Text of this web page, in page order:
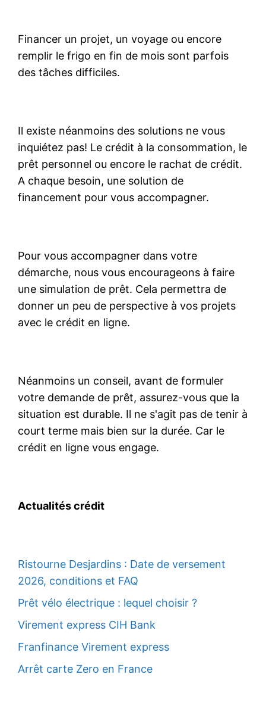
Financer un projet, un voyage ou encore
remplir le frigo en fin de mois sont parfois
des tâches difficiles.
Il existe néanmoins des solutions ne vous
inquiétez pas! Le crédit à la consommation, le
prêt personnel ou encore le rachat de crédit.
A chaque besoin, une solution de
financement pour vous accompagner.
Pour vous accompagner dans votre
démarche, nous vous encourageons à faire
une simulation de prêt. Cela permettra de
donner un peu de perspective à vos projets
avec le crédit en ligne.
Néanmoins un conseil, avant de formuler
votre demande de prêt, assurez-vous que la
situation est durable. Il ne s'agit pas de tenir à
court terme mais bien sur la durée. Car le
crédit en ligne vous engage.
Actualités crédit
Ristourne Desjardins : Date de versement
2026, conditions et FAQ
Prêt vélo électrique : lequel choisir ?
Virement express CIH Bank
Franfinance Virement express
Arrêt carte Zero en France